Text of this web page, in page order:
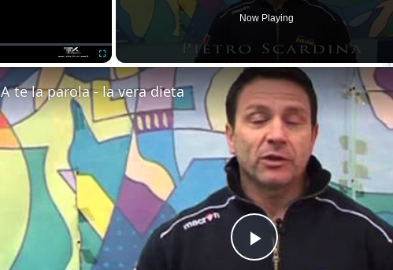
Fullscreen
Now Playing
Play Video
A te la parola - la vera dieta